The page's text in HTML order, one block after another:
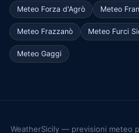
Meteo Forza d'Agrò Meteo
Meteo Frazzanò Meteo Furci
Meteo Gaggi
WeatherSicily — previsioni meteo